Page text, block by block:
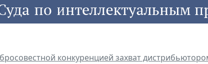
конкуренцией захват